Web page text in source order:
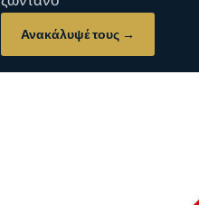
Ανακάλυψέ τους →